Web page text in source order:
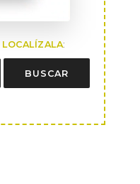
LOCALÍZALA:
BUSCAR